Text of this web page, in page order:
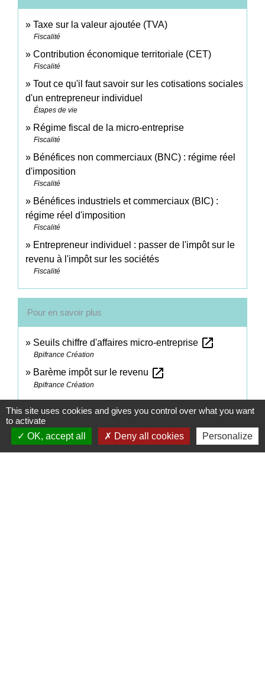
Taxe sur la valeur ajoutée (TVA)
Fiscalité
Contribution économique territoriale (CET)
Fiscalité
Tout ce qu'il faut savoir sur les cotisations sociales
d'un entrepreneur individuel
Étapes de vie
Régime fiscal de la micro-entreprise
Fiscalité
Bénéfices non commerciaux (BNC) : régime réel
d'imposition
Fiscalité
Bénéfices industriels et commerciaux (BIC) :
régime réel d'imposition
Fiscalité
Entrepreneur individuel : passer de l'impôt sur le
revenu à l'impôt sur les sociétés
Fiscalité
Pour en savoir plus
Seuils chiffre d'affaires micro-entreprise open_in_new
Bpifrance Création
Barème impôt sur le revenu open_in_new
Bpifrance Création
Signaler une erreur sur cette page
This site uses cookies and gives you control over what you want
to activate
OK, accept all
Deny all cookies Personalize